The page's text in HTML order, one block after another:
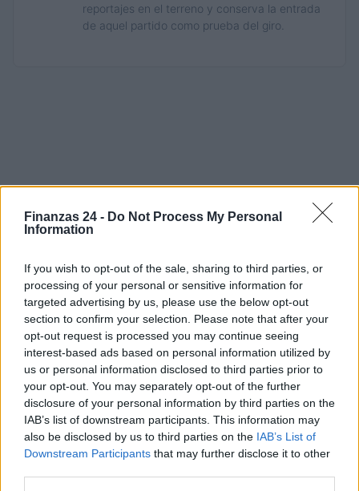
Finanzas 24 - Do Not Process My Personal
Information
If you wish to opt-out of the sale, sharing to third parties, or
processing of your personal or sensitive information for
targeted advertising by us, please use the below opt-out
section to confirm your selection. Please note that after your
opt-out request is processed you may continue seeing
interest-based ads based on personal information utilized by
us or personal information disclosed to third parties prior to
your opt-out. You may separately opt-out of the further
disclosure of your personal information by third parties on the
IAB’s list of downstream participants. This information may
also be disclosed by us to third parties on the IAB’s List of
Downstream Participants that may further disclose it to other
reportajes en el terreno y conserva la entrada
de aquel partido como prueba del giro.
Sigue leyendo
CRIPTOMONEDAS